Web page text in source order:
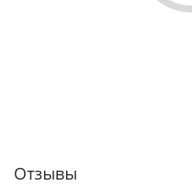
Отзывы